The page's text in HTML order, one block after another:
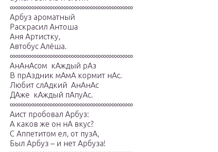
∞∞∞∞∞∞∞∞∞∞∞∞∞∞∞∞∞∞∞∞∞∞∞
Арбуз ароматный
Раскрасил Антоша
Аня Артистку,
Автобус Алёша.
∞∞∞∞∞∞∞∞∞∞∞∞∞∞∞∞∞∞∞∞∞∞∞
АнАнАсом кАждый рАз
В прАздник мАмА кормит нАс.
Любит слАдкий АнАнАс
ДАже кАждый пАпуАс.
∞∞∞∞∞∞∞∞∞∞∞∞∞∞∞∞∞∞∞∞∞∞∞
Аист пробовал Арбуз:
А каков же он нА вкус?
С Аппетитом ел, от пузА,
Был Арбуз – и нет Арбуза!